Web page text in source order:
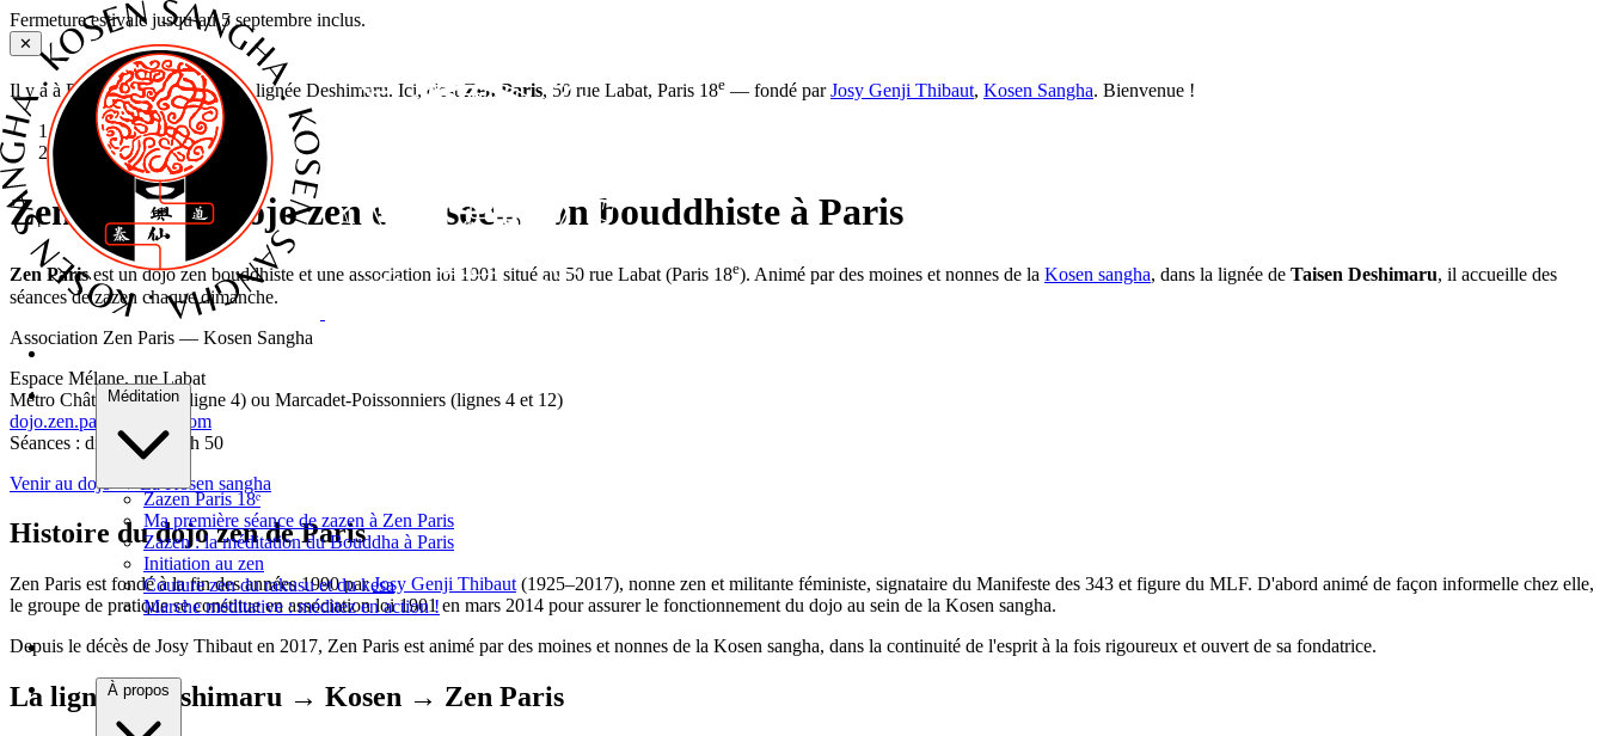
Fermeture estivale jusqu’au 5 septembre inclus.
Méditation
Zazen Paris 18ᵉ
Ma première séance de zazen à Zen Paris
Zazen : la méditation du Bouddha à Paris
Initiation au zen
Couture zen du rakusu et du kesa
Marche méditative : méditez en action !
À propos
✕
Il y a à Paris plusieurs dojos zen lignée Deshimaru. Ici, c'est Zen Paris, 50 rue Labat, Paris 18e — fondé parJosy Genji Thibaut, Kosen Sangha. Bienvenue !
Accueil
Zen Paris
Zen Paris — dojo zen et association bouddhiste à Paris
Zen Parisest un dojo zen bouddhiste et une association loi 1901 situé au 50 rue Labat (Paris 18e). Animé par des moines et nonnes de la Kosen sangha, dans la lignée de Taisen Deshimaru, il accueille des
séances de zazen chaque dimanche.
Association Zen Paris — Kosen Sangha
Espace Mélane, rue Labat
Métro Château-Rouge (ligne 4) ou Marcadet-Poissonniers (lignes 4 et 12)
dojo.zen.paris@gmail.com
Séances : dimanche à 9 h 50
Venir au dojo →La Kosen sangha
Histoire du dojo zen de Paris
Zen Paris est fondé à la fin des années 1990 parJosy Genji Thibaut (1925–2017), nonne zen et militante féministe, signataire du Manifeste des 343 et figure du MLF. D'abord animé de façon informelle chez elle,
le groupe de pratique se constitue en association loi 1901 en mars 2014 pour assurer le fonctionnement du dojo au sein de la Kosen sangha.
Depuis le décès de Josy Thibaut en 2017, Zen Paris est animé par des moines et nonnes de la Kosen sangha, dans la continuité de l'esprit à la fois rigoureux et ouvert de sa fondatrice.
La lignée : Deshimaru → Kosen → Zen Paris